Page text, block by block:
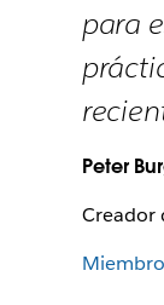
para
Peter
Creador